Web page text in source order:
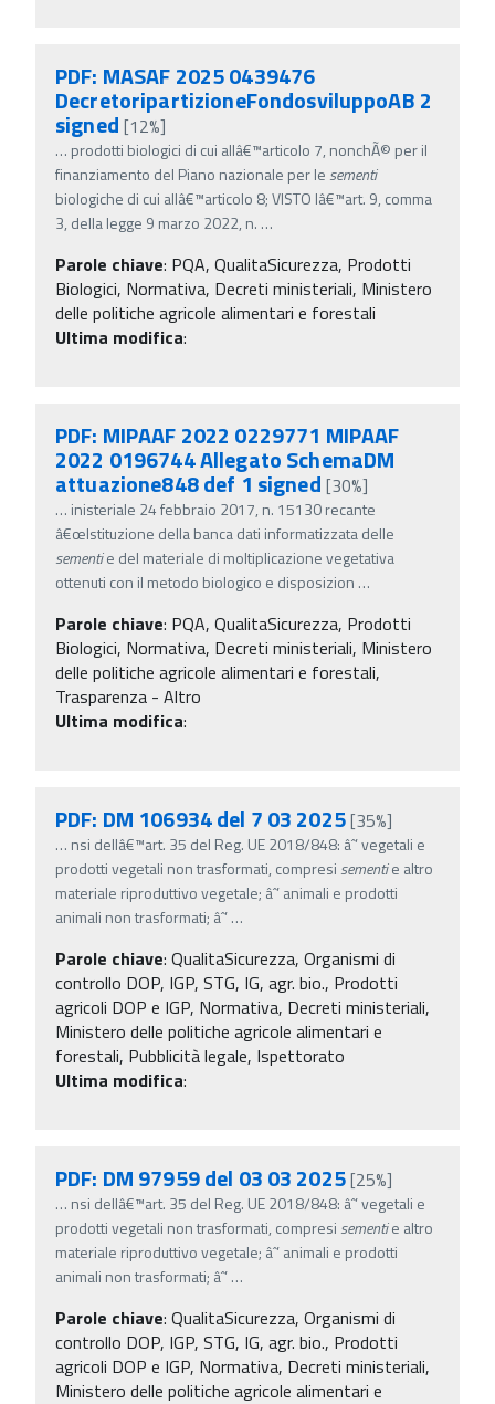
PDF: MASAF 2025 0439476
DecretoripartizioneFondosviluppoAB 2
signed [12%]
… prodotti biologici di cui allâ€™articolo 7, nonchÃ© per il
finanziamento del Piano nazionale per le sementi
biologiche di cui allâ€™articolo 8; VISTO lâ€™art. 9, comma
3, della legge 9 marzo 2022, n. …
Parole chiave: PQA, QualitaSicurezza, Prodotti
Biologici, Normativa, Decreti ministeriali, Ministero
delle politiche agricole alimentari e forestali
Ultima modifica:
PDF: MIPAAF 2022 0229771 MIPAAF
2022 0196744 Allegato SchemaDM
attuazione848 def 1 signed [30%]
… inisteriale 24 febbraio 2017, n. 15130 recante
â€œIstituzione della banca dati informatizzata delle
sementie del materiale di moltiplicazione vegetativa
ottenuti con il metodo biologico e disposizion …
Parole chiave: PQA, QualitaSicurezza, Prodotti
Biologici, Normativa, Decreti ministeriali, Ministero
delle politiche agricole alimentari e forestali,
Trasparenza - Altro
Ultima modifica:
PDF: DM 106934 del 7 03 2025[35%]
… nsi dellâ€™art. 35 del Reg. UE 2018/848: âˆ’ vegetali e
prodotti vegetali non trasformati, compresi sementie altro
materiale riproduttivo vegetale; âˆ’ animali e prodotti
animali non trasformati; âˆ’…
Parole chiave: QualitaSicurezza, Organismi di
controllo DOP, IGP, STG, IG, agr. bio., Prodotti
agricoli DOP e IGP, Normativa, Decreti ministeriali,
Ministero delle politiche agricole alimentari e
forestali, Pubblicità legale, Ispettorato
Ultima modifica:
PDF: DM 97959 del 03 03 2025[25%]
… nsi dellâ€™art. 35 del Reg. UE 2018/848: âˆ’ vegetali e
prodotti vegetali non trasformati, compresi sementie altro
materiale riproduttivo vegetale; âˆ’ animali e prodotti
animali non trasformati; âˆ’…
Parole chiave: QualitaSicurezza, Organismi di
controllo DOP, IGP, STG, IG, agr. bio., Prodotti
agricoli DOP e IGP, Normativa, Decreti ministeriali,
Ministero delle politiche agricole alimentari e